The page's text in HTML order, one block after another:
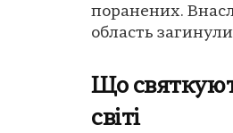
поранених.
область
Що
світі